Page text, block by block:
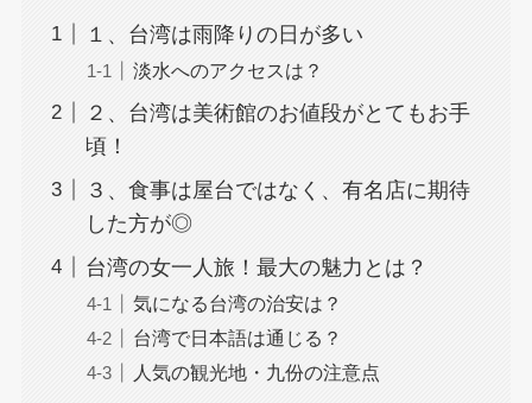
１、台湾は雨降りの日が多い
淡水へのアクセスは？
２、台湾は美術館のお値段がとてもお手
頃！
３、食事は屋台ではなく、有名店に期待
した方が◎
台湾の女一人旅！最大の魅力とは？
気になる台湾の治安は？
台湾で日本語は通じる？
人気の観光地・九份の注意点